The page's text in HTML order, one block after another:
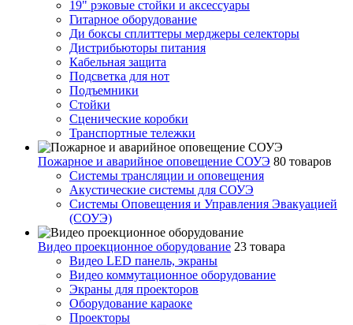
19" рэковые стойки и аксесcуары
Гитарное оборудование
Ди боксы сплиттеры мерджеры селекторы
Дистрибьюторы питания
Кабельная защита
Подсветка для нот
Подъемники
Стойки
Сценические коробки
Транспортные тележки
Пожарное и аварийное оповещение СОУЭ 80 товаров
Cистемы трансляции и оповещения
Акустические системы для СОУЭ
Системы Оповещения и Управления Эвакуацией
(СОУЭ)
Видео проекционное оборудование 23 товара
Видео LED панель, экраны
Видео коммутационное оборудование
Экраны для проекторов
Оборудование караоке
Проекторы